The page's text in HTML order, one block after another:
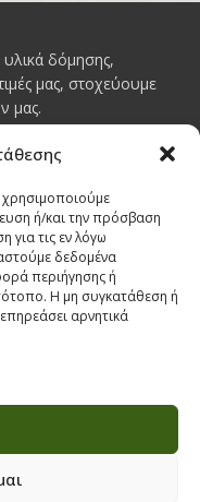
χρησιμοποιούμε
ή/και την πρόσβαση
τις εν λόγω
δεδομένα
περιήγησης ή
Η μη συγκατάθεση ή
αρνητικά
δόμησης,
μας, στοχεύουμε
μας.
προϊόντα για όλες τις